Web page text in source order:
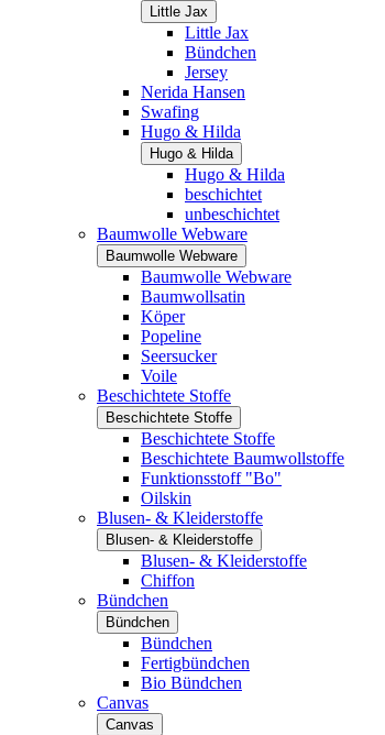
Little Jax
Little Jax
Bündchen
Jersey
Nerida Hansen
Swafing
Hugo & Hilda
Hugo & Hilda
Hugo & Hilda
beschichtet
unbeschichtet
Baumwolle Webware
Baumwolle Webware
Baumwolle Webware
Baumwollsatin
Köper
Popeline
Seersucker
Voile
Beschichtete Stoffe
Beschichtete Stoffe
Beschichtete Stoffe
Beschichtete Baumwollstoffe
Funktionsstoff "Bo"
Oilskin
Blusen- & Kleiderstoffe
Blusen- & Kleiderstoffe
Blusen- & Kleiderstoffe
Chiffon
Bündchen
Bündchen
Bündchen
Fertigbündchen
Bio Bündchen
Canvas
Canvas